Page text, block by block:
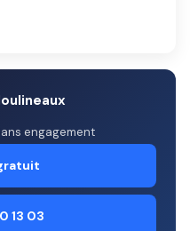
engagement
13 03